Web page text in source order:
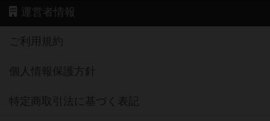
運営者情報
ご利用規約
個人情報保護方針
特定商取引法に基づく表記